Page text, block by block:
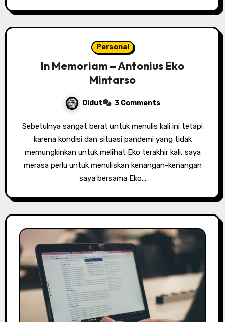
Personal
In Memoriam – Antonius Eko
Mintarso
Didut 3 Comments
Sebetulnya sangat berat untuk menulis kali ini tetapi
karena kondisi dan situasi pandemi yang tidak
memungkinkan untuk melihat Eko terakhir kali, saya
merasa perlu untuk menuliskan kenangan-kenangan
saya bersama Eko…